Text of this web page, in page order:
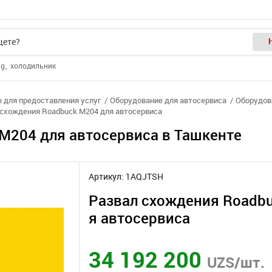
холодильник
предоставления услуг Оборудование для автосервиса
Roadbuck M204 для автосервиса
для автосервиса в Ташкенте
Артикул: 1AQJTSH
Развал схождения
я автосервиса
34 192 200 UZS/шт.